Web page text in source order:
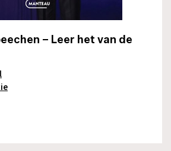
– Leer het van de